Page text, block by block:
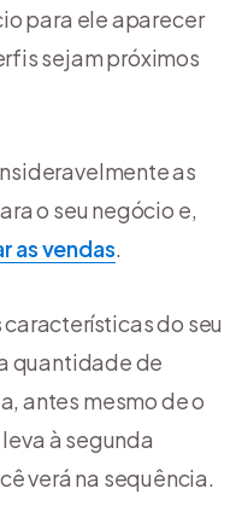
para ele aparecer
sejam próximos
as
o seu negócio e,
as vendas.
do seu
quantidade de
antes mesmo de o
à segunda
verá na sequência.